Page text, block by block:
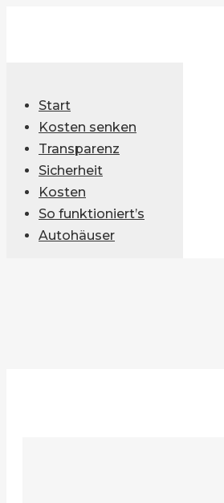
Start
Kosten senken
Transparenz
Sicherheit
Kosten
So funktioniert’s
Autohäuser